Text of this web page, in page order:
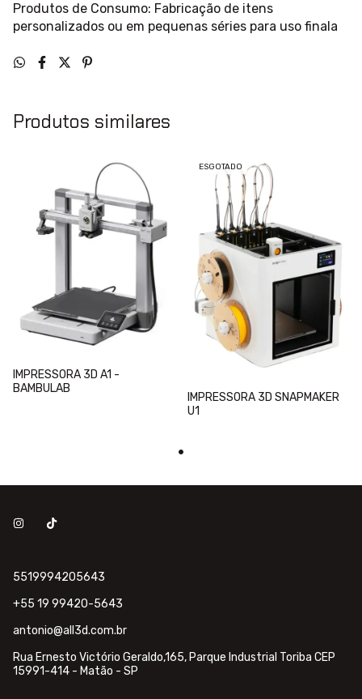
Produtos de Consumo: Fabricação de itens
personalizados ou em pequenas séries para uso finala
Produtos similares
IMPRESSORA 3D A1 -
BAMBULAB
ESGOTADO
IMPRESSORA 3D SNAPMAKER
U1
5519994205643
+55 19 99420-5643
antonio@all3d.com.br
Rua Ernesto Victório Geraldo,165, Parque Industrial Toriba CEP
15991-414 - Matão - SP